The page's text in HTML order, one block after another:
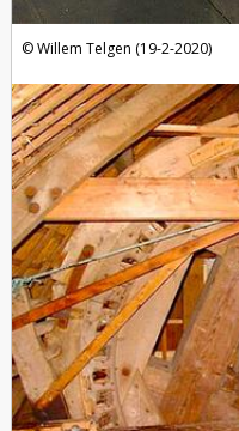
Willem Telgen (19-2-2020)